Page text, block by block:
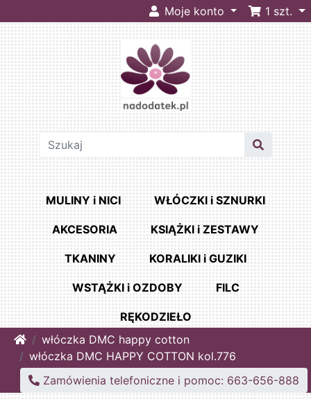
Moje konto 1 szt.
MULINY i NICI WŁÓCZKI i SZNURKI
AKCESORIA KSIĄŻKI i ZESTAWY
TKANINY KORALIKI i GUZIKI
WSTĄŻKI i OZDOBY FILC
RĘKODZIEŁO
Homewłóczka DMC happy cotton
włóczka DMC HAPPY COTTON kol.776
Zamówienia telefoniczne i pomoc: 663-656-888